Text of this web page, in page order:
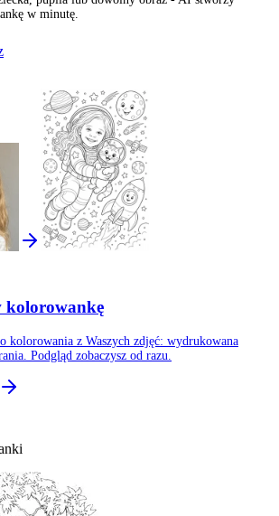
w minutę.
kolorowankę
kolorowania z Waszych zdjęć: wydrukowana
Podgląd zobaczysz od razu.